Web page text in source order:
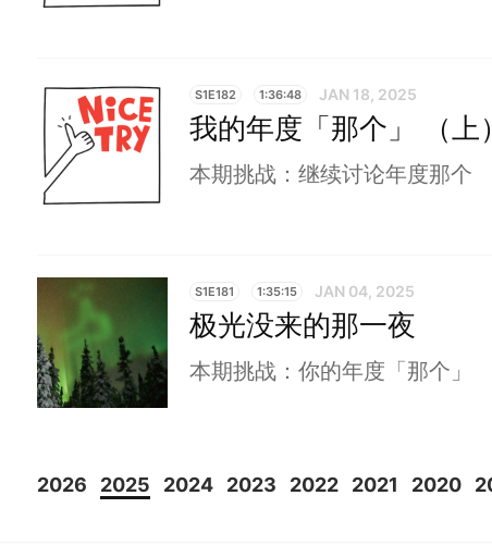
S1E182 1:36:48 JAN 18, 2025
我的年度「那个」 （上）
本期挑战：继续讨论年度那个
S1E181 1:35:15 JAN 04, 2025
极光没来的那一夜
本期挑战：你的年度「那个」
2026 2025 2024 2023 2022 2021 2020